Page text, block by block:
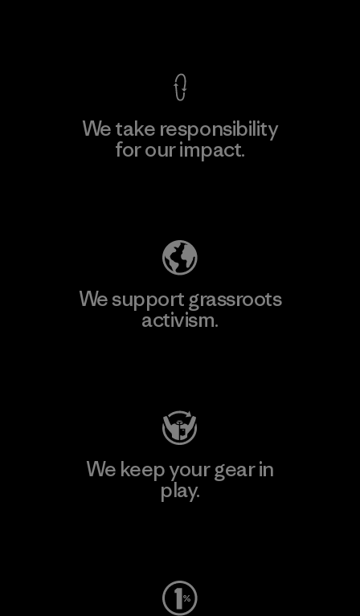
We take responsibility
for our impact.
We support grassroots
activism.
We keep your gear in
play.